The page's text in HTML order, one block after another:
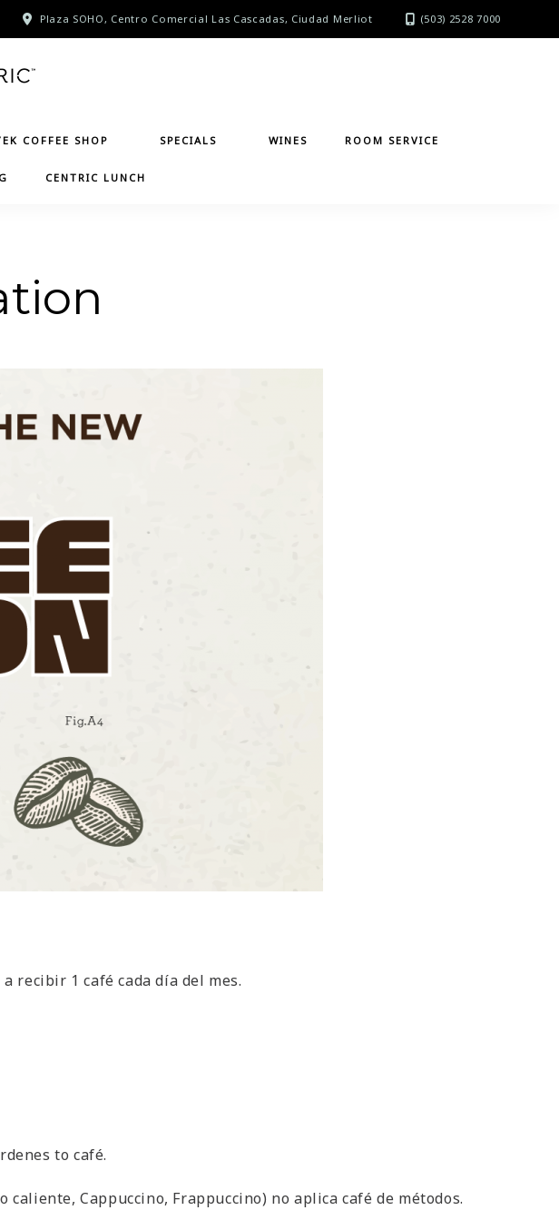
Plaza SOHO, Centro Comercial Las Cascadas, Ciudad Merliot (503) 2528 7000
COFFEE SHOP SPECIALS WINES ROOM SERVICE
CENTRIC LUNCH
recibir 1 café cada día del mes.
to café.
Cappuccino, Frappuccino) no aplica café de métodos.